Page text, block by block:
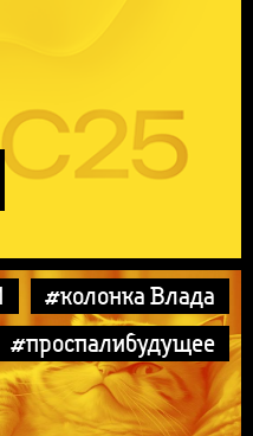
#колонка Влада
#проспалибудущее